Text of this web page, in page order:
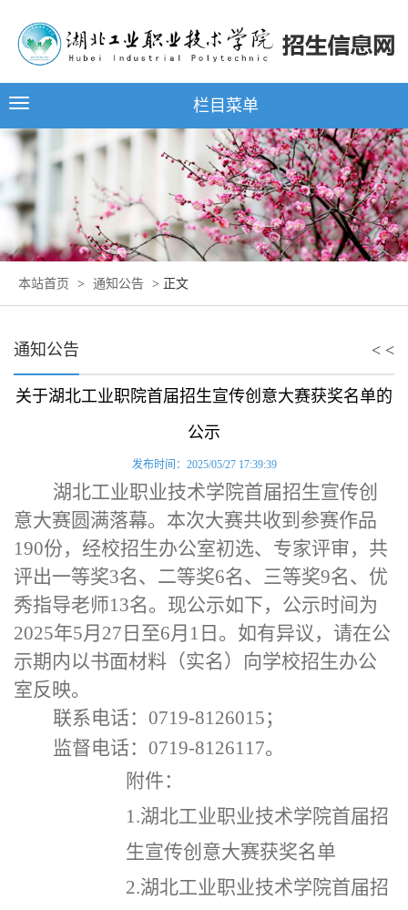
栏目菜单
本站首页 > 通知公告 > 正文
通知公告 < <
关于湖北工业职院首届招生宣传创意大赛获奖名单的
公示
发布时间：2025/05/27 17:39:39
湖北工业职业技术学院首届招生宣传创
意大赛圆满落幕。本次大赛共收到参赛作品
190份，经校招生办公室初选、专家评审，共
评出一等奖3名、二等奖6名、三等奖9名、 优
秀指导老师13名。现公示如下，公示时间为
2025年5月27日至6月1日。如有异议，请在公
示期内以书面材料（实名）向学校招生办公
室反映。
联系电话： 0719-8126015；
监督电话： 0719-8126117。
附件：
1.湖北工业职业技术学院首届招
生宣传创意大赛获奖名单
2.湖北工业职业技术学院首届招